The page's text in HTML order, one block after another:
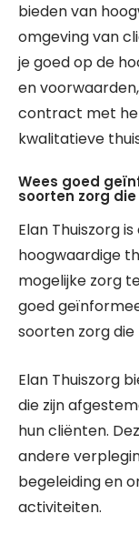
bieden van
omgeving van
je goed op de
en
contract met
kwalitatieve
Wees goed
soorten zorg
Elan Thuiszorg
hoogwaardige
mogelijke zorg
goed
soorten zorg die
Elan Thuiszorg
die zijn
hun cliënten.
andere
begeleiding en
activiteiten.